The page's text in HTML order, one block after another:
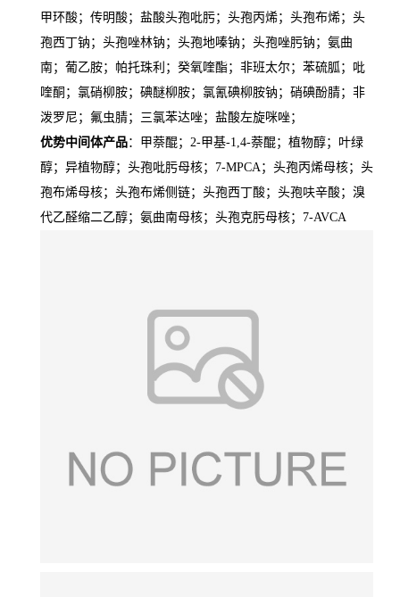
甲环酸；传明酸；盐酸头孢吡肟；头孢丙烯；头孢布烯；头
孢西丁钠；头孢唑林钠；头孢地嗪钠；头孢唑肟钠；氨曲
南；葡乙胺；帕托珠利；癸氧喹酯；非班太尔；苯硫胍；吡
喹酮；氯硝柳胺；碘醚柳胺；氯氰碘柳胺钠；硝碘酚腈；非
泼罗尼；氟虫腈；三氯苯达唑；盐酸左旋咪唑；
优势中间体产品：甲萘醌；2-甲基-1,4-萘醌；植物醇；叶绿
醇；异植物醇；头孢吡肟母核；7-MPCA；头孢丙烯母核；头
孢布烯母核；头孢布烯侧链；头孢西丁酸；头孢呋辛酸；溴
代乙醛缩二乙醇；氨曲南母核；头孢克肟母核；7-AVCA